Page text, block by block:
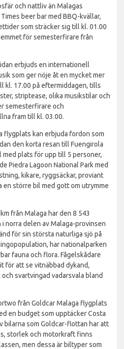
och nattliv än Malagas
beer bar med BBQ-kvällar,
som sträcker sig till kl. 01.00
för semesterfirare från
erbjuds en internationell
som ger nöje åt en mycket mer
kl. 17.00 på eftermiddagen, tills
striptease, olika musikstilar och
semesterfirare och
fram till kl. 03.00.
flygplats kan erbjuda fordon som
den korta resan till Fuengirola
med plats för upp till 5 personer,
Piedra Lagoon National Park med
kikare, ryggsäckar, proviant
en större bil med gott om utrymme
från Malaga har den 8 543
norra delen av Malaga-provinsen
för sin största naturliga sjö på
har nationalparken
fauna och flora. Fågelskådare
för att se vitnäbbad dykand,
svartvingad vadarsvala bland
från Goldcar Malaga flygplats
en budget som upptäcker Costa
bilarna som Goldcar-flottan har att
storlek och motorkraft finns
men dessa är biltyper som